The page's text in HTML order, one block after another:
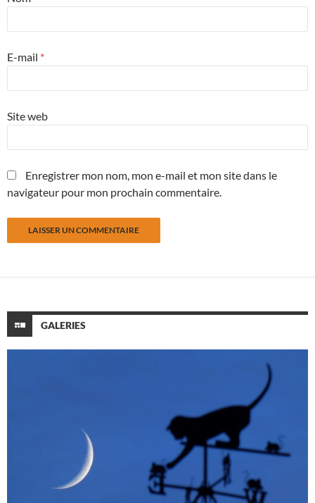
E-mail *
Site web
Enregistrer mon nom, mon e-mail et mon site dans le
navigateur pour mon prochain commentaire.
GALERIES